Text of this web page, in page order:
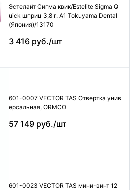
Эстелайт Сигма квик/Estelite Sigma Q
uick шприц 3,8 г. А1 Tokuyama Dental
(Япония)/13170
3 416 руб./шт
601-0007 VECTOR TAS Отвертка унив
ерсальная, ORMCO
57 149 руб./шт
601-0023 VECTOR TAS мини-винт 12